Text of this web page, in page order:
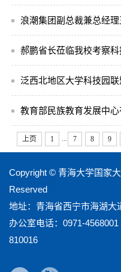
浪潮集团副总裁兼总经理王方一行莅临参
郝鹏省长莅临我校考察
泛西北地区大学科技园联盟2015年科
教育部民族教育发展中心有关领导一
上页 1 ... 7 8 9
Copyright © 青海大学国家
Reserved
地址：青海省西宁市海湖大
办公室电话：0971-4568001
810016